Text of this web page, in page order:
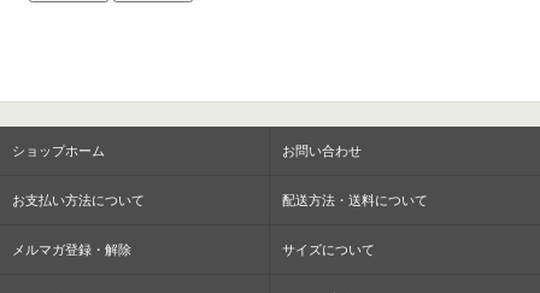
ショップホーム お問い合わせ
お支払い方法について 配送方法・送料について
メルマガ登録・解除 サイズについて